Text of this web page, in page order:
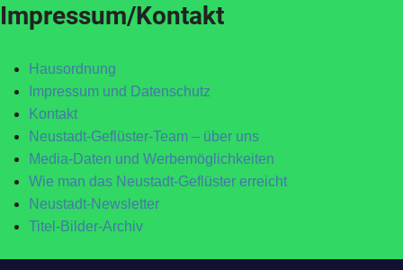
Impressum/Kontakt
Hausordnung
Impressum und Datenschutz
Kontakt
Neustadt-Geflüster-Team – über uns
Media-Daten und Werbemöglichkeiten
Wie man das Neustadt-Geflüster erreicht
Neustadt-Newsletter
Titel-Bilder-Archiv